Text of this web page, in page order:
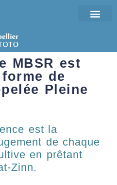
MBSR est
de
Pleine
est la
de chaque
en prêtant
Zinn.